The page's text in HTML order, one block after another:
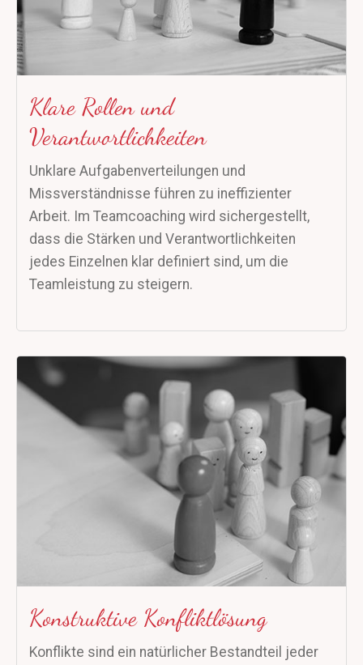
Klare Rollen und
Verantwortlichkeiten
Unklare Aufgabenverteilungen und
Missverständnisse führen zu ineffizienter
Arbeit. Im Teamcoaching wird sichergestellt,
dass die Stärken und Verantwortlichkeiten
jedes Einzelnen klar definiert sind, um die
Teamleistung zu steigern.
Konstruktive Konfliktlösung
Konflikte sind ein natürlicher Bestandteil jeder